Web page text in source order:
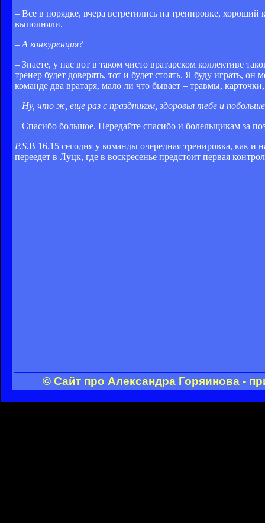
– Все в порядке, вчера встретились на тренировке,
выполняли.
– А конкуренция?
– Знаете, у нас вот в таком чисто вратарском коллективе
тренер будет доверять, тот и будет стоять. Я буду играть,
команде два вратаря, мало ли что бывает – травмы,
– Ну, что ж, еще раз с праздником, здоровья тебе и
– Спасибо большое. Передайте спасибо и болельщикам за
P.S.В 16.15 сегодня у команды очередная тренировка, как и
переедет в Луцк, где в воскресенье предстоит первая
© Сайт про Александра Горяинова -